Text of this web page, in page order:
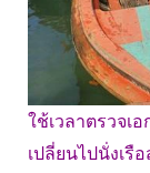
ใช้เวลาตรวจเ
เปลี่ยนไปนั่งเรื